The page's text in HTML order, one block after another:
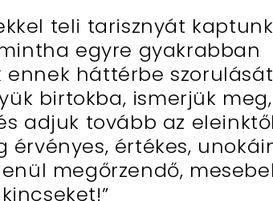
teli tarisznyát kaptunk
egyre gyakrabban
háttérbe
birtokba, ismerjük meg,
adjuk tovább az
érvényes, értékes,
megőrzendő,
kincseket!”